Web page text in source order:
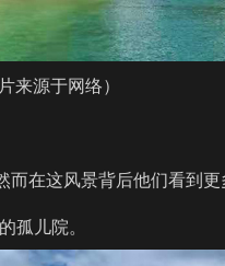
来源于网络）
在这风景背后他们看到
孤儿院。